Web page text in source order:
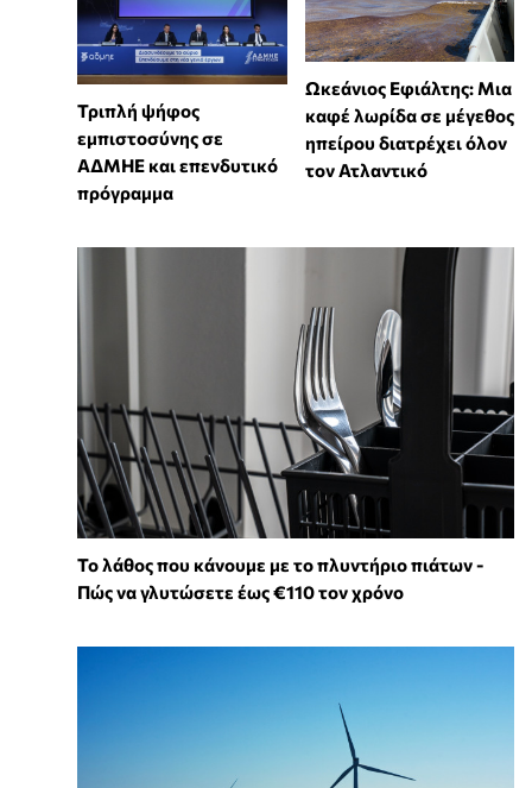
Τριπλή ψήφος
εμπιστοσύνης σε
ΑΔΜΗΕ και επενδυτικό
πρόγραμμα
Ωκεάνιος Εφιάλτης: Μια
καφέ λωρίδα σε μέγεθος
ηπείρου διατρέχει όλον
τον Ατλαντικό
Το λάθος που κάνουμε με το πλυντήριο πιάτων -
Πώς να γλυτώσετε έως €110 τον χρόνο